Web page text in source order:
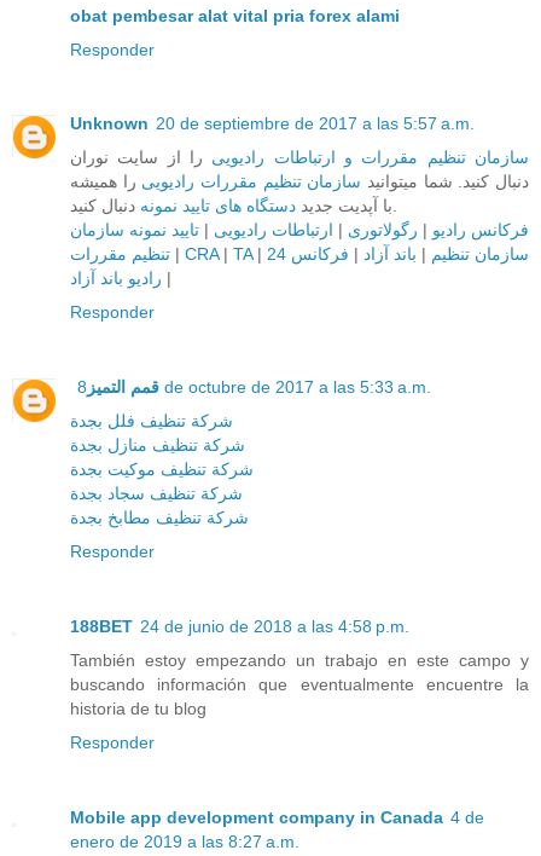
obat pembesar alat vital pria forex alami
Responder
Unknown 20 de septiembre de 2017 a las 5:57 a.m.
سازمان تنظیم مقررات و ارتباطات رادیویی را از سایت نوران
دنبال کنید. شما میتوانید سازمان تنظیم مقررات رادیویی را همیشه
با آپدیت جدید دستگاه های تایید نمونه
دنبال کنید.
فرکانس رادیو | رگولاتوری | ارتباطات رادیویی | تایید نمونه سازمان
تنظیم مقررات | CRA| TA| سازمان تنظیم | باند آزاد | فرکانس 24
| رادیو باند آزاد
Responder
قمم التميز 8 de octubre de 2017 a las 5:33 a.m.
شركة تنظيف فلل بجدة
شركة تنظيف منازل بجدة
شركة تنظيف موكيت بجدة
شركة تنظيف سجاد بجدة
شركة تنظيف مطابخ بجدة
Responder
188BET 24 de junio de 2018 a las 4:58 p.m.
También estoy empezando un trabajo en este campo y
buscando información que eventualmente encuentre la
historia de tu blog
Responder
Mobile app development company in Canada 4 de
enero de 2019 a las 8:27 a.m.